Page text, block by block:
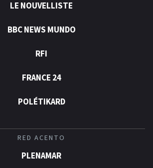
LE NOUVELLISTE
BBC NEWS MUNDO
RFI
FRANCE 24
POLÉTIKARD
RED ACENTO
PLENAMAR